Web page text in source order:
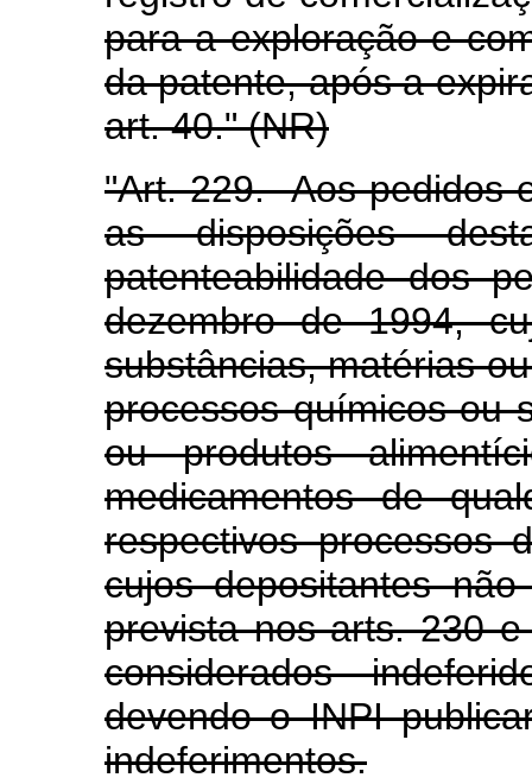
para a exploração e
da patente, após a
art. 40." (NR)
"Art. 229. Aos pedidos
as disposições
patenteabilidade dos
dezembro de 1994,
substâncias, matérias
processos químicos ou
ou produtos
medicamentos de
respectivos processos
cujos depositantes
prevista nos arts. 230
considerados
devendo o INPI
indeferimentos.